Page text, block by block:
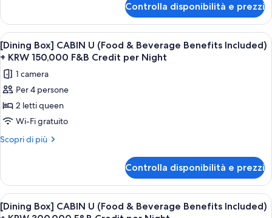
(Food
&
Beverage
Benefits
Included)
+
KRW
50,000
F&B
Credit
Maison
Box]
Cabin
U
&
Beverage
Included)
+
50,000
Night
Controlla disponibilità e prezzi
Apri
tutte
le
foto
per
[Dining
Box]
CABIN
&
Beverage
Benefits
Ambiente elegante di un
8
[Dining Box] CABIN U (Food & Beverage Benefits Included)
+ KRW 150,000 F&B Credit per Night
1 camera
Per 4 persone
2 letti queen
Wi-Fi gratuito
Scopri di più
Altri
Box]
CABIN
U
(Food
Controlla disponibilità e prezzi
Apri
tutte
Ambiente elegante di un
8
[Dining Box] CABIN U (Food & Beverage Benefits Included)